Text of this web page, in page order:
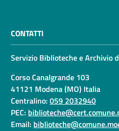
CONTATTI
Servizio Biblioteche e Archivio
Corso Canalgrande 103
41121 Modena (MO) Italia
Centralino: 059 2032940
PEC:
Email: